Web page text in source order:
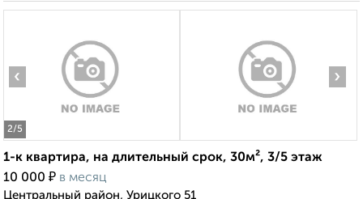
2/5
‹ ›
1-к квартира, на длительный срок, 30м², 3/5 этаж
10 000 ₽ в месяц
Центральный район, Урицкого 51